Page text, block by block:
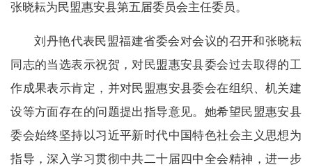
张晓耘为民盟惠安县第五届委员会主任委员。
刘丹艳代表民盟福建省委会对会议的召开和张晓耘
同志的当选表示祝贺，对民盟惠安县委会过去取得的工
作成果表示肯定，并对民盟惠安县委会在组织、机关建
设等方面存在的问题提出指导意见。她希望民盟惠安县
委会始终坚持以习近平新时代中国特色社会主义思想为
指导，深入学习贯彻中共二十届四中全会精神，进一步